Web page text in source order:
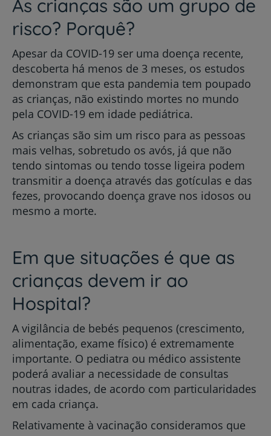
As crianças são um grupo de
risco? Porquê?
Apesar da COVID-19 ser uma doença recente,
descoberta há menos de 3 meses, os estudos
demonstram que esta pandemia tem poupado
as crianças, não existindo mortes no mundo
pela COVID-19 em idade pediátrica.
As crianças são sim um risco para as pessoas
mais velhas, sobretudo os avós, já que não
tendo sintomas ou tendo tosse ligeira podem
transmitir a doença através das gotículas e das
fezes, provocando doença grave nos idosos ou
mesmo a morte.
Em que situações é que as
crianças devem ir ao
Hospital?
A vigilância de bebés pequenos (crescimento,
alimentação, exame físico) é extremamente
importante. O pediatra ou médico assistente
poderá avaliar a necessidade de consultas
noutras idades, de acordo com particularidades
em cada criança.
Relativamente à vacinação consideramos que